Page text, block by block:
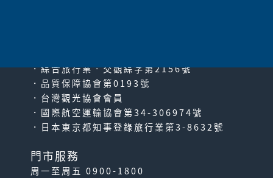
．綜合旅行業‧交觀綜字第2156號
．品質保障協會第0193號
．台灣觀光協會會員
．國際航空運輸協會第34-306974號
．日本東京都知事登錄旅行業第3-8632號
門市服務
周一至周五 0900-1800